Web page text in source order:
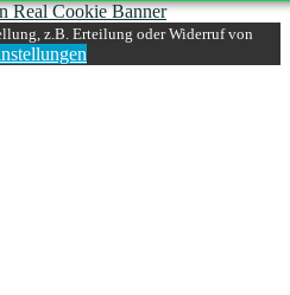
Real Cookie Banner
z.B. Erteilung oder Widerruf von